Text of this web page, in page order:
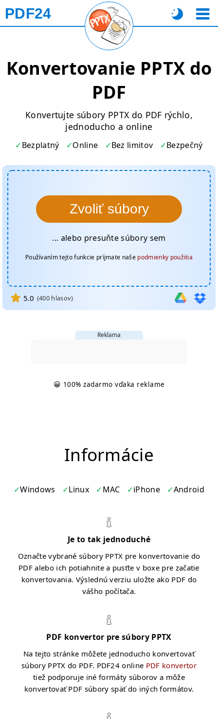
PDF24
Konvertovanie PPTX do
PDF
Konvertujte súbory PPTX do PDF rýchlo,
jednoducho a online
Bezplatný Online Bez limitov Bezpečný
Zvoliť súbory
... alebo presuňte súbory sem
Používaním tejto funkcie príjmate naše podmienky použitia
5.0 (400 hlasov)
Reklama
😀 100% zadarmo vďaka reklame
Informácie
Windows Linux MAC iPhone Android
Je to tak jednoduché
Označte vybrané súbory PPTX pre konvertovanie do
PDF alebo ich potiahnite a pusťte v boxe pre začatie
konvertovania. Výslednú verziu uložte ako PDF do
vášho počítača.
PDF konvertor pre súbory PPTX
Na tejto stránke môžete jednoducho konvertovať
súbory PPTX do PDF. PDF24 online PDF konvertor
tiež podporuje iné formáty súborov a môže
konvertovať PDF súbory späť do iných formátov.